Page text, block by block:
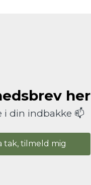
her
i din indbakke 📫
tak, tilmeld mig